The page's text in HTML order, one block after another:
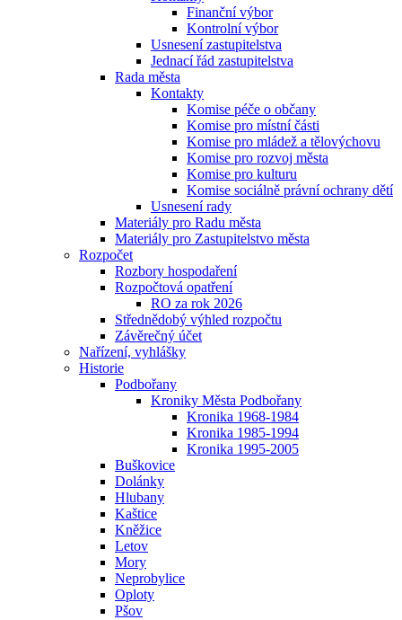
Finanční výbor
Kontrolní výbor
Usnesení zastupitelstva
Jednací řád zastupitelstva
Rada města
Kontakty
Komise péče o občany
Komise pro místní části
Komise pro mládež a tělovýchovu
Komise pro rozvoj města
Komise pro kulturu
Komise sociálně právní ochrany dětí
Usnesení rady
Materiály pro Radu města
Materiály pro Zastupitelstvo města
Rozpočet
Rozbory hospodaření
Rozpočtová opatření
RO za rok 2026
Střednědobý výhled rozpočtu
Závěrečný účet
Nařízení, vyhlášky
Historie
Podbořany
Kroniky Města Podbořany
Kronika 1968-1984
Kronika 1985-1994
Kronika 1995-2005
Buškovice
Dolánky
Hlubany
Kaštice
Kněžice
Letov
Mory
Neprobylice
Oploty
Pšov